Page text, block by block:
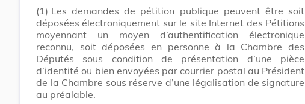
(1) Les demandes de pétition publique peuvent être soit
déposées électroniquement sur le site Internet des Pétitions
moyennant un moyen d’authentification électronique
reconnu, soit déposées en personne à la Chambre des
Députés sous condition de présentation d’une pièce
d’identité ou bien envoyées par courrier postal au Président
de la Chambre sous réserve d’une légalisation de signature
au préalable.